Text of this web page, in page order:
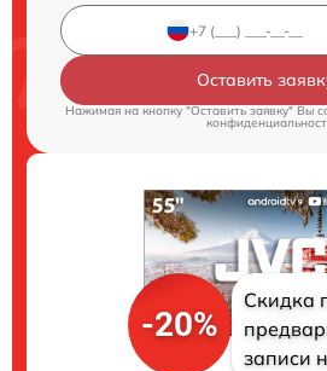
Оставить
Нажимая на кнопку "Оставить заявку" Вы
-20%
Скидка
записи